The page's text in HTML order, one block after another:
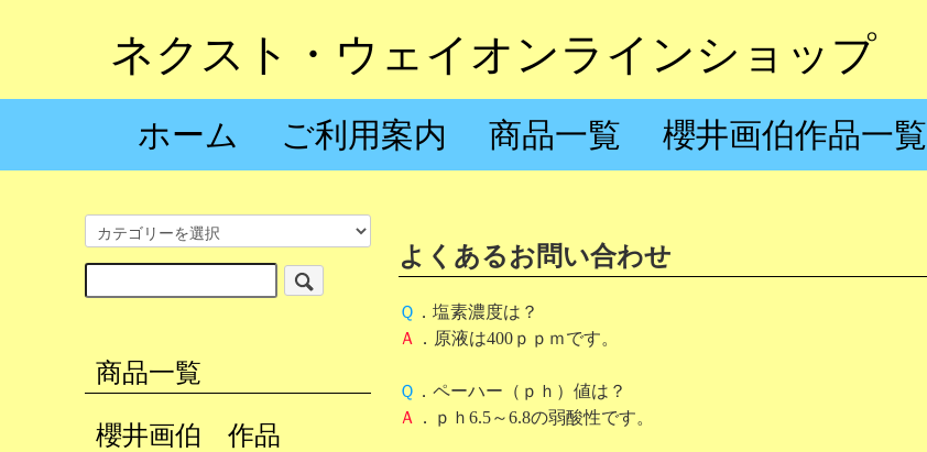
ネクスト・ウェイオンラインショップ
ホーム ご利用案内 商品一覧 櫻井画伯作品一覧
よくあるお問い合わせ
Ｑ ．塩素濃度は？
Ａ
．原液は400ｐｐｍです。
Ｑ ．ペーハー（ｐｈ）値は？
Ａ
．ｐｈ6.5～6.8の弱酸性です。
商品一覧
櫻井画伯 作品